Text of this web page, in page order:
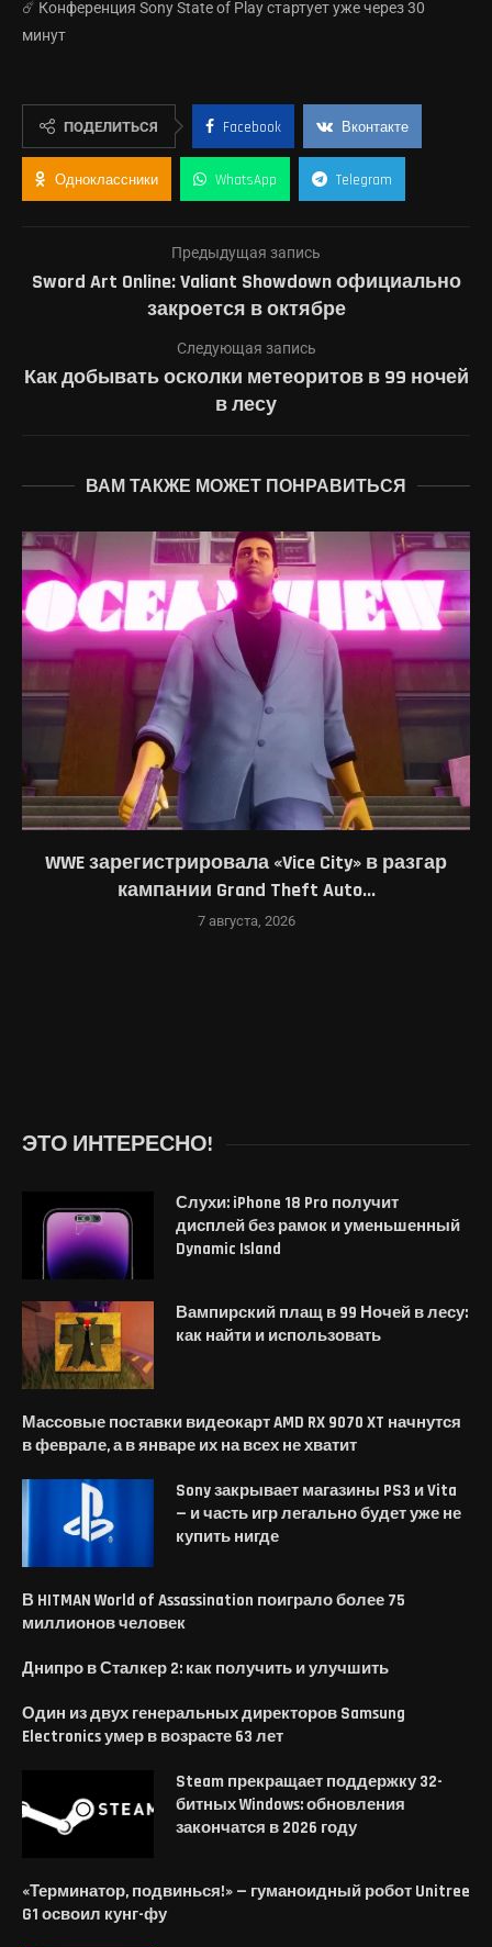
☄️ Конференция Sony State of Play стартует уже через 30
минут
ПОДЕЛИТЬСЯ Facebook Вконтакте
Одноклассники WhatsApp Telegram
Предыдущая запись
Sword Art Online: Valiant Showdown официально
закроется в октябре
Следующая запись
Как добывать осколки метеоритов в 99 ночей
в лесу
ВАМ ТАКЖЕ МОЖЕТ ПОНРАВИТЬСЯ
WWE зарегистрировала «Vice City» в разгар
кампании Grand Theft Auto...
7 августа, 2026
ЭТО ИНТЕРЕСНО!
Слухи: iPhone 18 Pro получит
дисплей без рамок и уменьшенный
Dynamic Island
Вампирский плащ в 99 Ночей в лесу:
как найти и использовать
Массовые поставки видеокарт AMD RX 9070 XT начнутся
в феврале, а в январе их на всех не хватит
Sony закрывает магазины PS3 и Vita
— и часть игр легально будет уже не
купить нигде
В HITMAN World of Assassination поиграло более 75
миллионов человек
Днипро в Сталкер 2: как получить и улучшить
Один из двух генеральных директоров Samsung
Electronics умер в возрасте 63 лет
Steam прекращает поддержку 32-
битных Windows: обновления
закончатся в 2026 году
«Терминатор, подвинься!» — гуманоидный робот Unitree
G1 освоил кунг-фу